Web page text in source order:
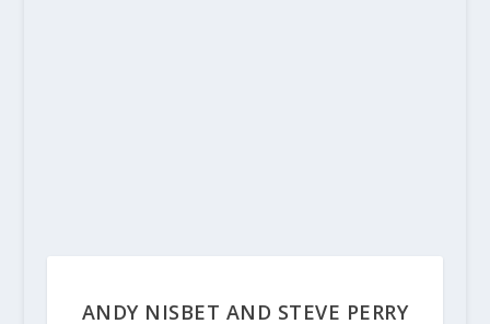
ANDY NISBET AND STEVE PERRY